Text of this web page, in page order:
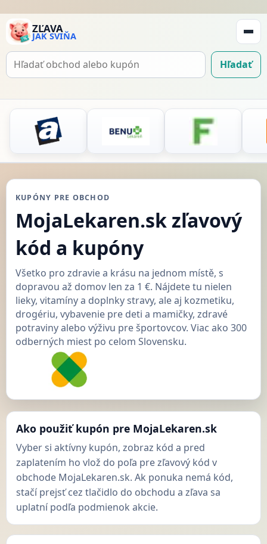
ZĽAVA
JAK SVIŇA
Hľadať
Hľadať
KUPÓNY PRE OBCHOD
MojaLekaren.sk zľavový
kód a kupóny
Všetko pro zdravie a krásu na jednom místě, s
dopravou až domov len za 1 €. Nájdete tu nielen
lieky, vitamíny a doplnky stravy, ale aj kozmetiku,
drogériu, vybavenie pre deti a mamičky, zdravé
potraviny alebo výživu pre športovcov. Viac ako 300
odberných miest po celom Slovensku.
Ako použiť kupón pre MojaLekaren.sk
Vyber si aktívny kupón, zobraz kód a pred
zaplatením ho vlož do poľa pre zľavový kód v
obchode MojaLekaren.sk. Ak ponuka nemá kód,
stačí prejsť cez tlačidlo do obchodu a zľava sa
uplatní podľa podmienok akcie.